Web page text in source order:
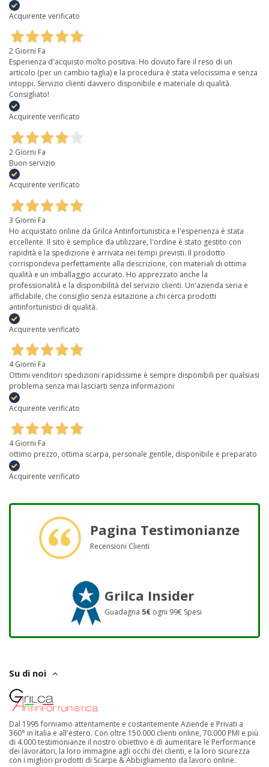
Acquirente verificato
2 Giorni Fa
Esperienza d'acquisto molto positiva. Ho dovuto fare il reso di un
articolo (per un cambio taglia) e la procedura è stata velocissima e senza
intoppi. Servizio clienti davvero disponibile e materiale di qualità.
Consigliato!
Acquirente verificato
2 Giorni Fa
Buon servizio
Acquirente verificato
3 Giorni Fa
Ho acquistato online da Grilca Antinfortunistica e l'esperienza è stata
eccellente. Il sito è semplice da utilizzare, l'ordine è stato gestito con
rapidità e la spedizione è arrivata nei tempi previsti. Il prodotto
corrispondeva perfettamente alla descrizione, con materiali di ottima
qualità e un imballaggio accurato. Ho apprezzato anche la
professionalità e la disponibilità del servizio clienti. Un'azienda seria e
affidabile, che consiglio senza esitazione a chi cerca prodotti
antinfortunistici di qualità.
Acquirente verificato
4 Giorni Fa
Ottimi venditori spedizioni rapidissime è sempre disponibili per qualsiasi
problema senza mai lasciarti senza informazioni
Acquirente verificato
4 Giorni Fa
ottimo prezzo, ottima scarpa, personale gentile, disponibile e preparato
Acquirente verificato
Pagina Testimonianze
Recensioni Clienti
Grilca Insider
Guadagna 5€ ogni 99€ Spesi
Su di noi
Dal 1995 forniamo attentamente e costantemente Aziende e Privati a
360° in Italia e all'estero. Con oltre 150.000 clienti online, 70.000 PMI e più
di 4.000 testimonianze il nostro obiettivo è di aumentare le Performance
dei lavoratori, la loro immagine agli occhi dei clienti, e la loro sicurezza
con i migliori prodotti di Scarpe & Abbigliamento da lavoro online.